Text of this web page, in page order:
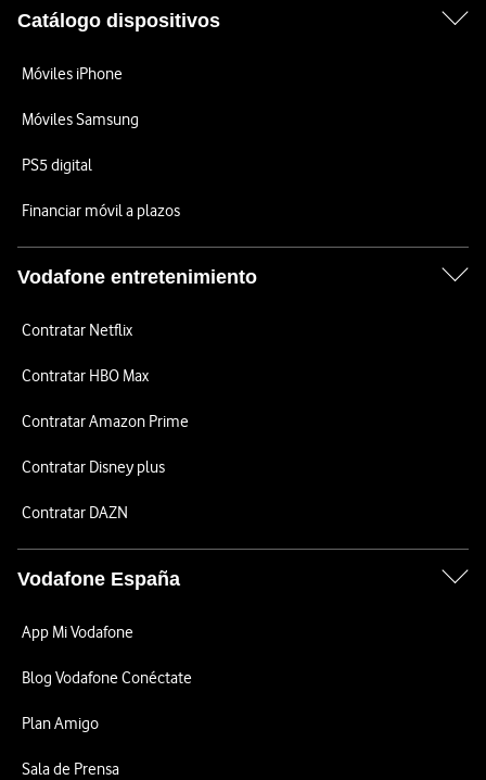
Catálogo dispositivos
Móviles iPhone
Móviles Samsung
PS5 digital
Financiar móvil a plazos
Vodafone entretenimiento
Contratar Netflix
Contratar HBO Max
Contratar Amazon Prime
Contratar Disney plus
Contratar DAZN
Vodafone España
App Mi Vodafone
Blog Vodafone Conéctate
Plan Amigo
Sala de Prensa